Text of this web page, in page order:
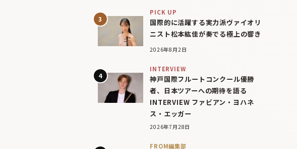
PICK UP
国際的に活躍する実力派ヴァイオリ
ニスト松本紘佳が奏でる極上の響き
2026年8月2日
INTERVIEW
神戸国際フルートコンクール優勝
者、日本ツアーへの期待を語る
INTERVIEW ファビアン・ヨハネ
ス・エッガー
2026年7月28日
FROM編集部